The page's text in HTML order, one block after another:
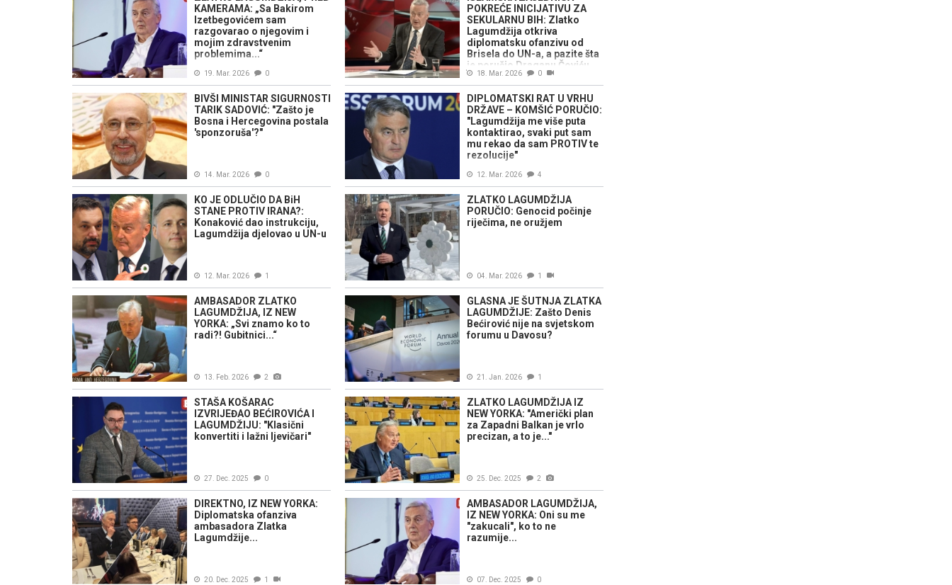
KAMERAMA: „Sa Bakirom
Izetbegovićem sam
razgovarao o njegovim i
mojim zdravstvenim
problemima...“
19. Mar. 2026 0
POKREĆE INICIJATIVU ZA
SEKULARNU BIH: Zlatko
Lagumdžija otkriva
diplomatsku ofanzivu od
Brisela do UN-a, a pazite šta
je poručio Draganu Čoviću
(VIDEO)
18. Mar. 2026 0
BIVŠI MINISTAR SIGURNOSTI
TARIK SADOVIĆ: "Zašto je
Bosna i Hercegovina postala
'sponzoruša'?"
14. Mar. 2026 0
DIPLOMATSKI RAT U VRHU
DRŽAVE – KOMŠIĆ PORUČIO:
"Lagumdžija me više puta
kontaktirao, svaki put sam
mu rekao da sam PROTIV te
rezolucije"
12. Mar. 2026 4
KO JE ODLUČIO DA BiH
STANE PROTIV IRANA?:
Konaković dao instrukciju,
Lagumdžija djelovao u UN-u
12. Mar. 2026 1
ZLATKO LAGUMDŽIJA
PORUČIO: Genocid počinje
riječima, ne oružjem
04. Mar. 2026 1
AMBASADOR ZLATKO
LAGUMDŽIJA, IZ NEW
YORKA: „Svi znamo ko to
radi?! Gubitnici...“
13. Feb. 2026 2
GLASNA JE ŠUTNJA ZLATKA
LAGUMDŽIJE: Zašto Denis
Bećirović nije na svjetskom
forumu u Davosu?
21. Jan. 2026 1
STAŠA KOŠARAC
IZVRIJEĐAO BEĆIROVIĆA I
LAGUMDŽIJU: "Klasični
konvertiti i lažni ljevičari"
27. Dec. 2025 0
ZLATKO LAGUMDŽIJA IZ
NEW YORKA: "Američki plan
za Zapadni Balkan je vrlo
precizan, a to je..."
25. Dec. 2025 2
DIREKTNO, IZ NEW YORKA:
Diplomatska ofanziva
ambasadora Zlatka
Lagumdžije...
20. Dec. 2025 1
AMBASADOR LAGUMDŽIJA,
IZ NEW YORKA: Oni su me
"zakucali", ko to ne
razumije...
07. Dec. 2025 0